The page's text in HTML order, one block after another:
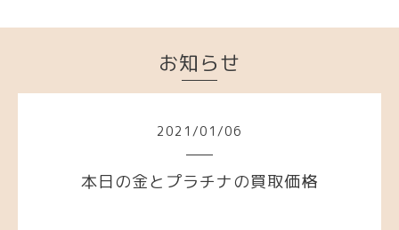
お知らせ
2021 /01 /06
本日の金とプラチナの買取価格